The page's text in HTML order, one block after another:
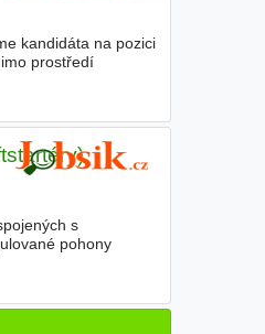
kandidáta na pozici
prostředí
s
pohony